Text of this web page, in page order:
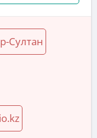
Султан